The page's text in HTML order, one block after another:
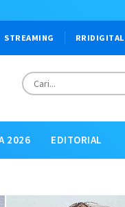
STREAMING RRIDIGITAL
2026 EDITORIAL